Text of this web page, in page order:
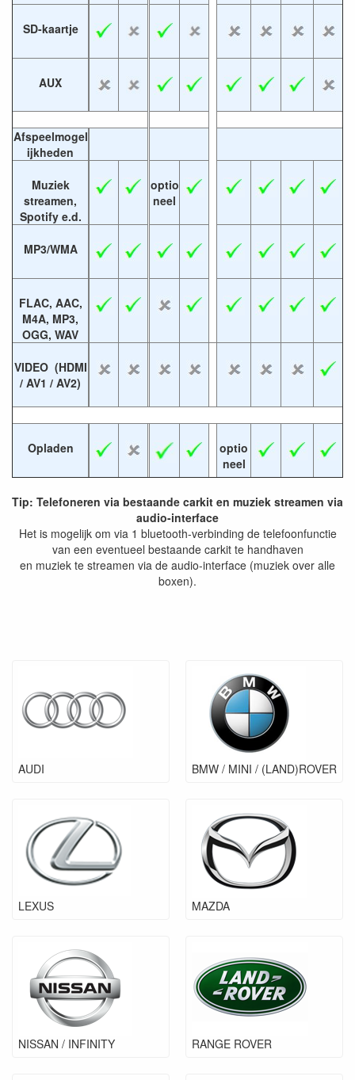
SD-kaartje
AUX
Afspeelmogel
ijkheden
Muziek
streamen,
Spotify e.d.
optio
neel
MP3/WMA
FLAC, AAC,
M4A, MP3,
OGG, WAV
VIDEO (HDMI
/ AV1 / AV2)
Opladen
optio
neel
Tip: Telefoneren via bestaande carkit en muziek streamen via
audio-interface
Het is mogelijk om via 1 bluetooth-verbinding de telefoonfunctie
van een eventueel bestaande carkit te handhaven
en muziek te streamen via de audio-interface (muziek over alle
boxen).
AUDI BMW / MINI / (LAND)ROVER
LEXUS MAZDA
NISSAN / INFINITY RANGE ROVER